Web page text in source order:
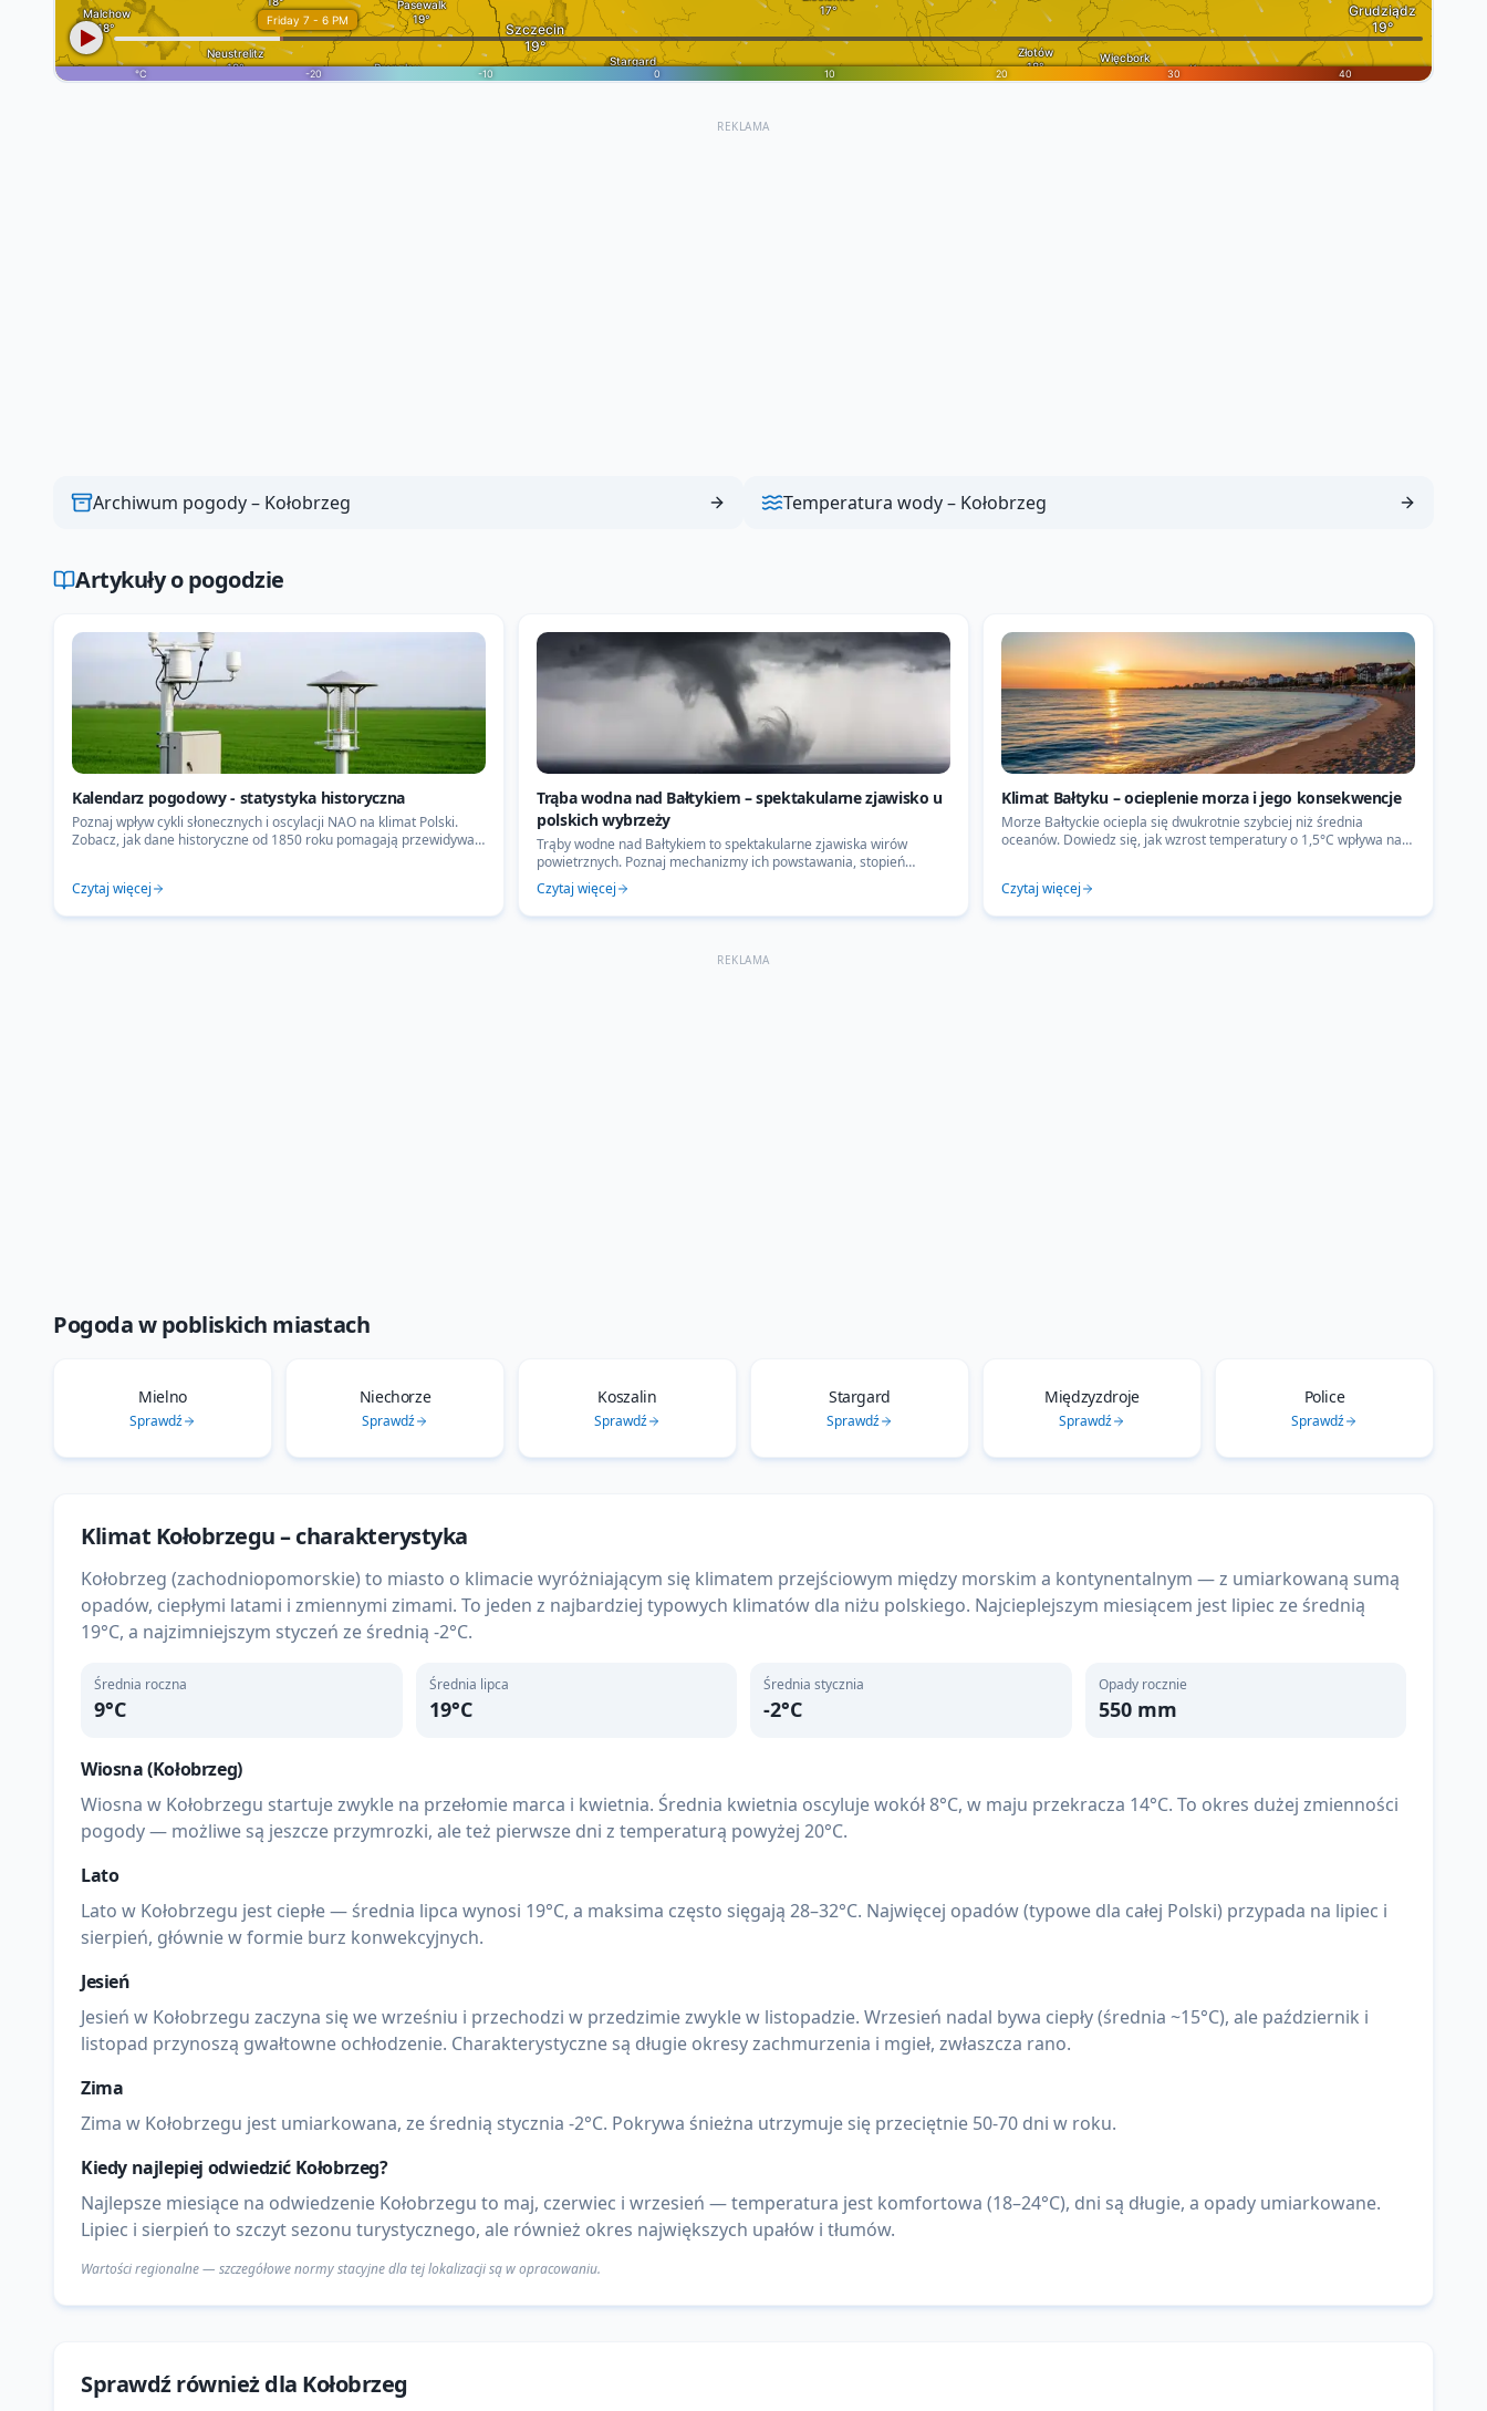
REKLAMA
Archiwum pogody – Kołobrzeg Temperatura wody – Kołobrzeg
Artykuły o pogodzie
Kalendarz pogodowy - statystyka historyczna
Poznaj wpływ cykli słonecznych i oscylacji NAO na klimat Polski.
Zobacz, jak dane historyczne od 1850 roku pomagają przewidywać
Czytaj więcej
Trąba wodna nad Bałtykiem – spektakularne zjawisko u
polskich wybrzeży
Trąby wodne nad Bałtykiem to spektakularne zjawiska wirów
powietrznych. Poznaj mechanizmy ich powstawania, stopień
zagrożenia dla żeglarzy oraz najnowsze dane IMGW.
Czytaj więcej
Klimat Bałtyku – ocieplenie morza i jego konsekwencje
Morze Bałtyckie ociepla się dwukrotnie szybciej niż średnia
oceanów. Dowiedz się, jak wzrost temperatury o 1,5°C wpływa na
Czytaj więcej
REKLAMA
Pogoda w pobliskich miastach
Mielno
Sprawdź
Niechorze
Sprawdź
Koszalin
Sprawdź
Stargard
Sprawdź
Międzyzdroje
Sprawdź
Police
Sprawdź
Klimat Kołobrzegu– charakterystyka
Kołobrzeg (zachodniopomorskie) to miasto o klimacie wyróżniającym się klimatem przejściowym między morskim a kontynentalnym — z umiarkowaną sumą
opadów, ciepłymi latami i zmiennymi zimami. To jeden z najbardziej typowych klimatów dla niżu polskiego. Najcieplejszym miesiącem jest lipiec ze średnią
19°C, a najzimniejszym styczeń ze średnią -2°C.
Średnia roczna
9°C
Średnia lipca
19°C
Średnia stycznia
-2°C
Opady rocznie
550mm
Wiosna (Kołobrzeg)
Wiosna w Kołobrzegu startuje zwykle na przełomie marca i kwietnia. Średnia kwietnia oscyluje wokół 8°C, w maju przekracza 14°C. To okres dużej zmienności
pogody — możliwe są jeszcze przymrozki, ale też pierwsze dni z temperaturą powyżej 20°C.
Lato
Lato w Kołobrzegu jest ciepłe — średnia lipca wynosi 19°C, a maksima często sięgają 28–32°C. Najwięcej opadów (typowe dla całej Polski) przypada na lipiec i
sierpień, głównie w formie burz konwekcyjnych.
Jesień
Jesień w Kołobrzegu zaczyna się we wrześniu i przechodzi w przedzimie zwykle w listopadzie. Wrzesień nadal bywa ciepły (średnia ~15°C), ale październik i
listopad przynoszą gwałtowne ochłodzenie. Charakterystyczne są długie okresy zachmurzenia i mgieł, zwłaszcza rano.
Zima
Zima w Kołobrzegu jest umiarkowana, ze średnią stycznia -2°C. Pokrywa śnieżna utrzymuje się przeciętnie 50-70 dni w roku.
Kiedy najlepiej odwiedzić Kołobrzeg?
Najlepsze miesiące na odwiedzenie Kołobrzegu to maj, czerwiec i wrzesień — temperatura jest komfortowa (18–24°C), dni są długie, a opady umiarkowane.
Lipiec i sierpień to szczyt sezonu turystycznego, ale również okres największych upałów i tłumów.
Wartości regionalne — szczegółowe normy stacyjne dla tej lokalizacji są w opracowaniu.
Sprawdź również dla Kołobrzeg